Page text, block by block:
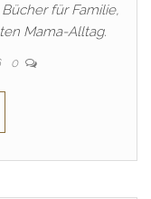
für Familie,
Mama-Alltag.
0